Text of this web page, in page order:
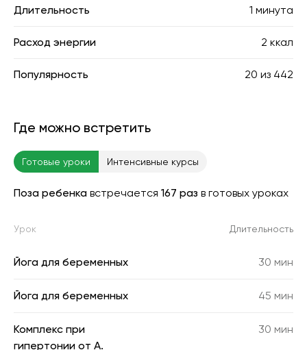
Длительность 1 минута
Расход энергии 2 ккал
Популярность 20 из 442
Где можно встретить
Готовые уроки Интенсивные курсы
Поза ребенка встречается 167 раз в готовых уроках
Урок Длительность
Йога для беременных 30 мин
Йога для беременных 45 мин
Комплекс при
гипертонии от А.
30 мин